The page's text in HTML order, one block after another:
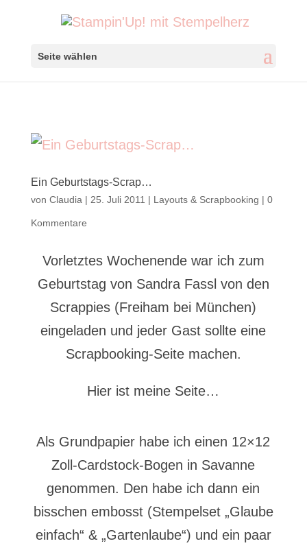
Seite wählen
Ein Geburtstags-Scrap…
von Claudia | 25. Juli 2011 | Layouts & Scrapbooking | 0
Kommentare
Vorletztes Wochenende war ich zum
Geburtstag von Sandra Fassl von den
Scrappies (Freiham bei München)
eingeladen und jeder Gast sollte eine
Scrapbooking-Seite machen.
Hier ist meine Seite…
Als Grundpapier habe ich einen 12×12
Zoll-Cardstock-Bogen in Savanne
genommen. Den habe ich dann ein
bisschen embosst (Stempelset „Glaube
einfach“ & „Gartenlaube“) und ein paar